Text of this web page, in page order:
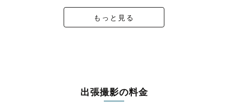
もっと見る
出張撮影の料金